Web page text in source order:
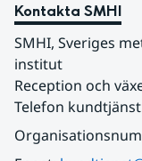
Kontakta SMHI
SMHI, Sveriges
institut
Reception och
Telefon